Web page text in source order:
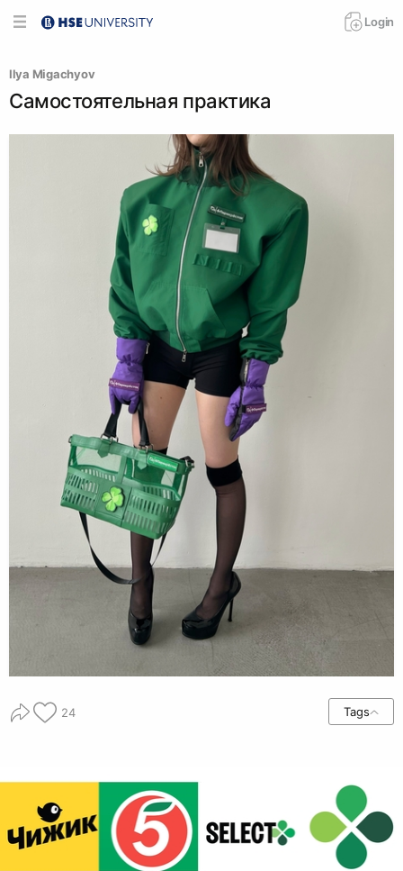
Login
Ilya Migachyov
Самостоятельная практика
24 Tags